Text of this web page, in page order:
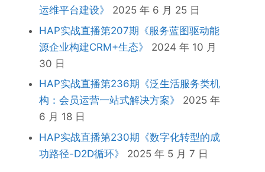
运维平台建设》
2025 年 6 月 25 日
HAP实战直播第207期《服务蓝图驱动能
源企业构建CRM+生态》
2024 年 10 月
30 日
HAP实战直播第236期《泛生活服务类机
构：会员运营一站式解决方案》
2025 年
6 月 18 日
HAP实战直播第230期《数字化转型的成
功路径-D2D循环》
2025 年 5 月 7 日